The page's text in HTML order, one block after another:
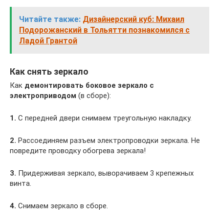
Читайте также: Дизайнерский куб: Михаил
Подорожанский в Тольятти познакомился с
Ладой Грантой
Как снять зеркало
Как демонтировать боковое зеркало с
электроприводом (в сборе):
1. С передней двери снимаем треугольную накладку.
2. Рассоединяем разъем электропроводки зеркала. Не
повредите проводку обогрева зеркала!
3. Придерживая зеркало, выворачиваем 3 крепежных
винта.
4. Снимаем зеркало в сборе.